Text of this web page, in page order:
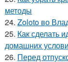
методы
24. Zoloto во
25. Как сделать
домашних
26. Перед